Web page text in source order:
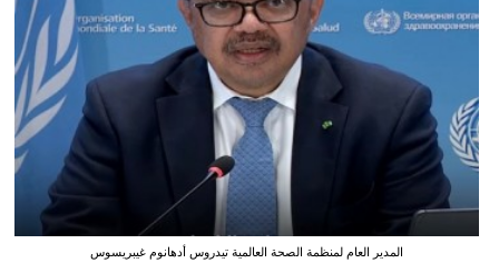
المدير العام لمنظمة الصحة العالمية تيدروس أدهانوم غيبريسوس